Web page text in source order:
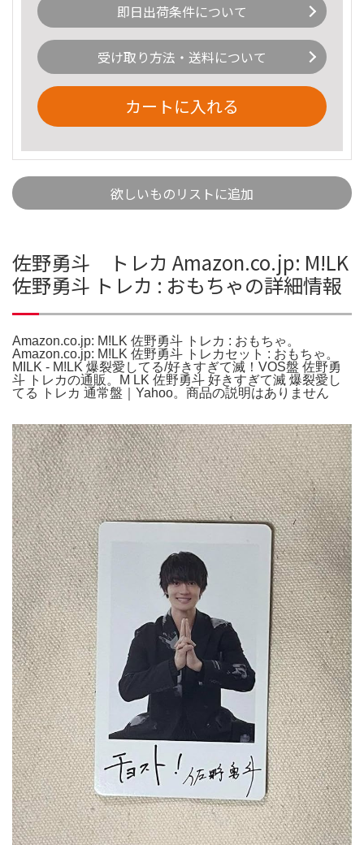
即日出荷条件について
受け取り方法・送料について
カートに入れる
欲しいものリストに追加
佐野勇斗 トレカ Amazon.co.jp: M!LK
佐野勇斗 トレカ : おもちゃの詳細情報
Amazon.co.jp: M!LK 佐野勇斗 トレカ : おもちゃ。
Amazon.co.jp: M!LK 佐野勇斗 トレカセット : おもちゃ。
MILK - M!LK 爆裂愛してる/好きすぎて滅！VOS盤 佐野勇
斗 トレカの通販。M LK 佐野勇斗 好きすぎて滅 爆裂愛し
てる トレカ 通常盤｜Yahoo。商品の説明はありません